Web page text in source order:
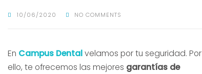
10/06/2020 NO COMMENTS
En Campus Dentalvelamos por tu seguridad. Por
ello, te ofrecemos las mejores garantías de